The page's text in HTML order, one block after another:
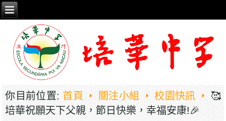
你目前位置: 首頁 關注小組 校園快訊
🥰
培華祝願天下父親，節日快樂，幸福安康!🎉